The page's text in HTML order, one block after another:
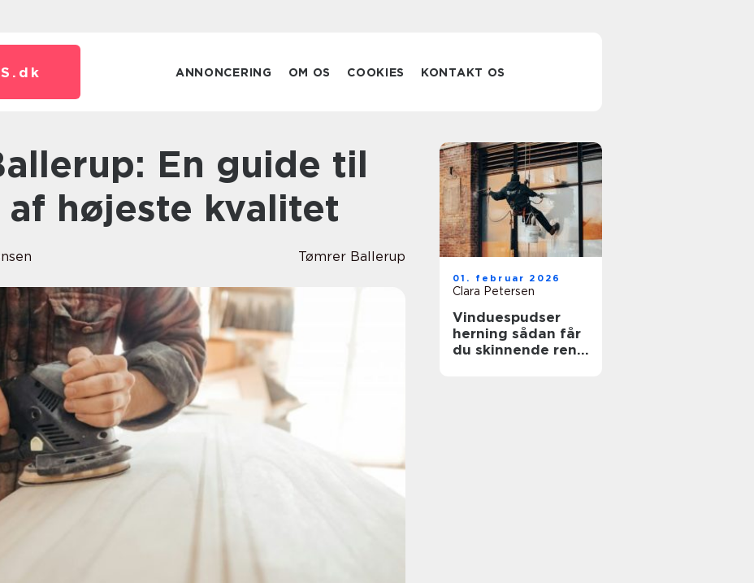
dk ANNONCERING OM OS COOKIES KONTAKT OS
højeste kvalitet
Tømrer Ballerup
01. februar 2026
Clara Petersen
Vinduespudser
herning sådan får
du skinnende rene